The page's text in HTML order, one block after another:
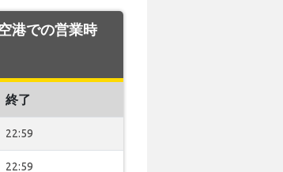
港での営業時
終了
22:59
22:59